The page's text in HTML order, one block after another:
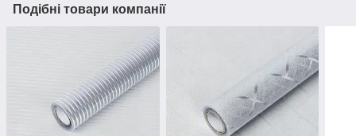
Подібні товари компанії